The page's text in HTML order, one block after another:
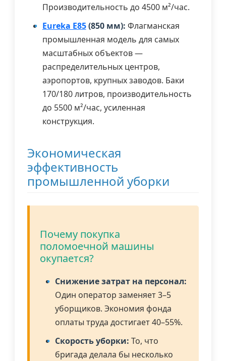
Производительность до 4500 м²/час.
Eureka E85(850 мм): Флагманская
промышленная модель для самых
масштабных объектов —
распределительных центров,
аэропортов, крупных заводов. Баки
170/180 литров, производительность
до 5500 м²/час, усиленная
конструкция.
Экономическая
эффективность
промышленной уборки
Почему покупка
поломоечной машины
окупается?
Снижение затрат на персонал:
Один оператор заменяет 3–5
уборщиков. Экономия фонда
оплаты труда достигает 40–55%.
Скорость уборки: То, что
бригада делала бы несколько